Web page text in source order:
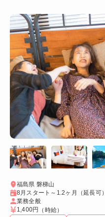
福島県 磐梯山
8月スタート～1.2ヶ月（延長可）
業務全般
1,400円
（時給）